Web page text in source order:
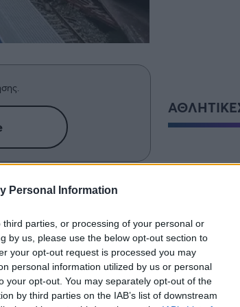
Personal Information
parties, or processing of your personal or
by us, please use the below opt-out section to
your opt-out request is processed you may
personal information utilized by us or personal
your opt-out. You may separately opt-out of the
by third parties on the IAB’s list of downstream
τη σύγκρουση
να
στο ερώτημα τι
των τρένωνστο τραγικό